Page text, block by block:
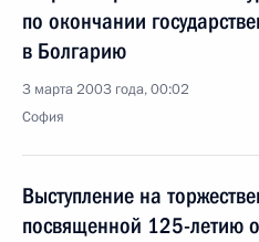
по окончании
в Болгарию
3 марта 2003 года, 00:02
София
Выступление на
посвященной 125-летию